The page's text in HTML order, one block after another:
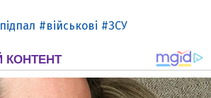
підпал військові ЗСУ